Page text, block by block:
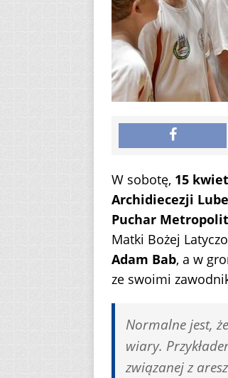
W sobotę, 15
Archidiecezji
Puchar
Matki Bożej
Adam Bab, a w
ze swoimi
Normalne jest,
wiary.
związanej z